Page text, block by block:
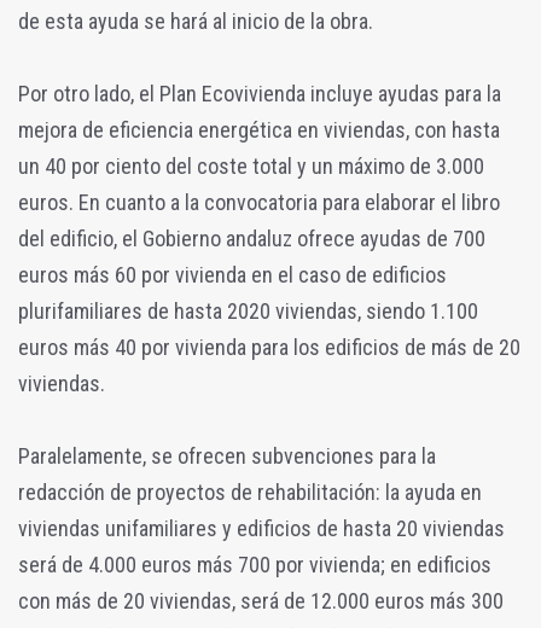
de esta ayuda se hará al inicio de la obra.
Por otro lado, el Plan Ecovivienda incluye ayudas para la
mejora de eficiencia energética en viviendas, con hasta
un 40 por ciento del coste total y un máximo de 3.000
euros. En cuanto a la convocatoria para elaborar el libro
del edificio, el Gobierno andaluz ofrece ayudas de 700
euros más 60 por vivienda en el caso de edificios
plurifamiliares de hasta 2020 viviendas, siendo 1.100
euros más 40 por vivienda para los edificios de más de 20
viviendas.
Paralelamente, se ofrecen subvenciones para la
redacción de proyectos de rehabilitación: la ayuda en
viviendas unifamiliares y edificios de hasta 20 viviendas
será de 4.000 euros más 700 por vivienda; en edificios
con más de 20 viviendas, será de 12.000 euros más 300